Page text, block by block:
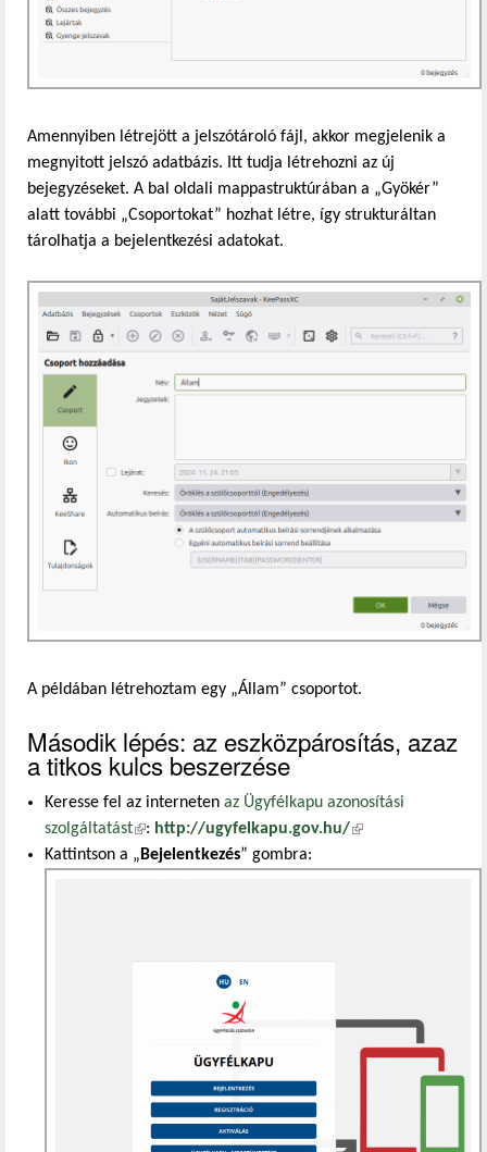
Amennyiben létrejött a jelszótároló fájl, akkor megjelenik a
megnyitott jelszó adatbázis. Itt tudja létrehozni az új
bejegyzéseket. A bal oldali mappastruktúrában a „Gyökér”
alatt további „Csoportokat” hozhat létre, így strukturáltan
tárolhatja a bejelentkezési adatokat.
A példában létrehoztam egy „Állam” csoportot.
Második lépés: az eszközpárosítás, azaz
a titkos kulcs beszerzése
Keresse fel az interneten az Ügyfélkapu azonosítási
szolgáltatást(külső hivatkozás)
: http://ugyfelkapu.gov.hu/(külső hivatkozás)
Kattintson a „ Bejelentkezés” gombra: